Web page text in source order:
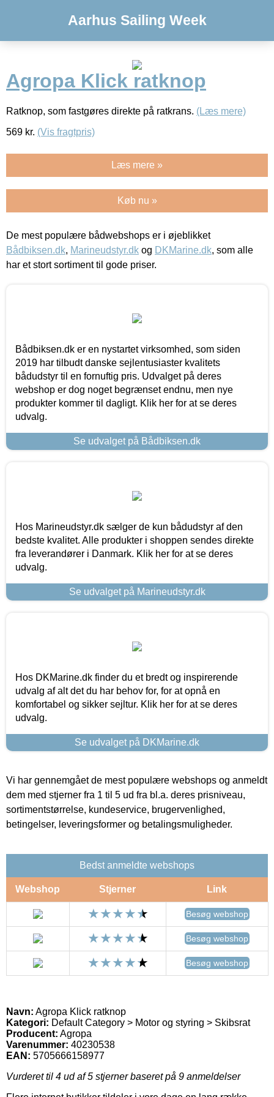
Aarhus Sailing Week
Agropa Klick ratknop
Ratknop, som fastgøres direkte på ratkrans. (Læs mere)
569 kr. (Vis fragtpris)
Læs mere »
Køb nu »
De mest populære bådwebshops er i øjeblikket
Bådbiksen.dk, Marineudstyr.dk og DKMarine.dk, som alle
har et stort sortiment til gode priser.
Bådbiksen.dk er en nystartet virksomhed, som siden
2019 har tilbudt danske sejlentusiaster kvalitets
bådudstyr til en fornuftig pris. Udvalget på deres
webshop er dog noget begrænset endnu, men nye
produkter kommer til dagligt. Klik her for at se deres
udvalg.
Se udvalget på Bådbiksen.dk
Hos Marineudstyr.dk sælger de kun bådudstyr af den
bedste kvalitet. Alle produkter i shoppen sendes direkte
fra leverandører i Danmark. Klik her for at se deres
udvalg.
Se udvalget på Marineudstyr.dk
Hos DKMarine.dk finder du et bredt og inspirerende
udvalg af alt det du har behov for, for at opnå en
komfortabel og sikker sejltur. Klik her for at se deres
udvalg.
Se udvalget på DKMarine.dk
Vi har gennemgået de mest populære webshops og anmeldt
dem med stjerner fra 1 til 5 ud fra bl.a. deres prisniveau,
sortimentstørrelse, kundeservice, brugervenlighed,
betingelser, leveringsformer og betalingsmuligheder.
Bedst anmeldte webshops
Webshop Stjerner Link
Besøg webshop
Besøg webshop
Besøg webshop
Navn: Agropa Klick ratknop
Kategori: Default Category > Motor og styring > Skibsrat
Producent: Agropa
Varenummer: 40230538
EAN: 5705666158977
Vurderet til 4 ud af 5 stjerner baseret på 9 anmeldelser